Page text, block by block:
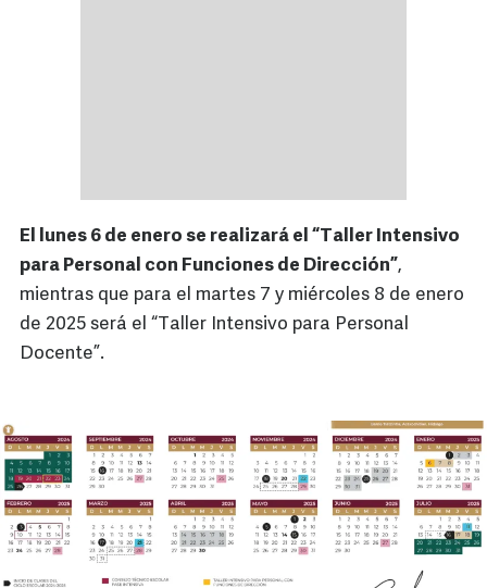
El lunes 6 de enero se realizará el “Taller Intensivo
para Personal con Funciones de Dirección”,
mientras que para el martes 7 y miércoles 8 de enero
de 2025 será el “Taller Intensivo para Personal
Docente”.